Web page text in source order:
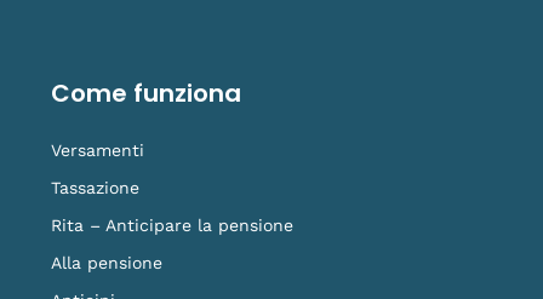
o
k
i
n
e
r
a
i
k
Come funziona
Versamenti
Tassazione
Rita – Anticipare la pensione
Alla pensione